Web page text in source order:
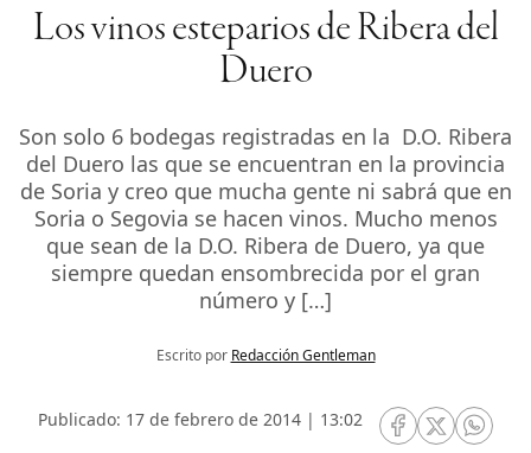
Los vinos esteparios de Ribera del
Duero
Son solo 6 bodegas registradas en la D.O. Ribera
del Duero las que se encuentran en la provincia
de Soria y creo que mucha gente ni sabrá que en
Soria o Segovia se hacen vinos. Mucho menos
que sean de la D.O. Ribera de Duero, ya que
siempre quedan ensombrecida por el gran
número y […]
Escrito por Redacción Gentleman
Publicado: 17 de febrero de 2014 | 13:02
RRSS Facebook
RRSSRRSS